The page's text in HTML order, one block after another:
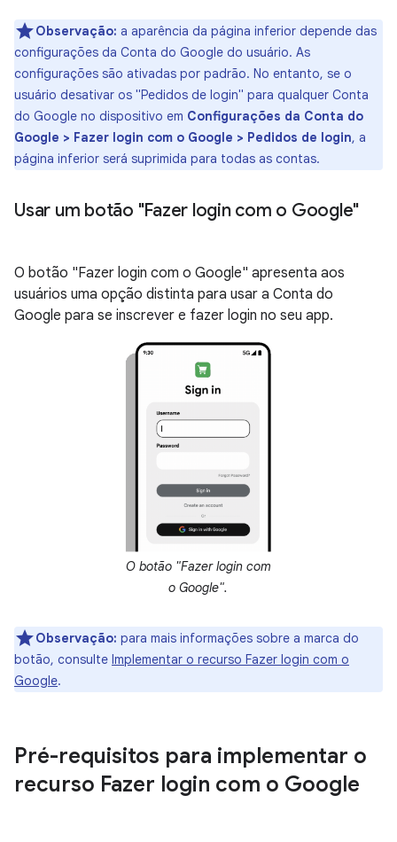
Observação: a aparência da página inferior depende das
configurações da Conta do Google do usuário. As
configurações são ativadas por padrão. No entanto, se o
usuário desativar os "Pedidos de login" para qualquer Conta
do Google no dispositivo em Configurações da Conta do
Google > Fazer login com o Google > Pedidos de login, a
página inferior será suprimida para todas as contas.
Usar um botão "Fazer login com o Google"
O botão "Fazer login com o Google" apresenta aos
usuários uma opção distinta para usar a Conta do
Google para se inscrever e fazer login no seu app.
O botão "Fazer login com
o Google".
Observação: para mais informações sobre a marca do
botão, consulte Implementar o recurso Fazer login com o
Google.
Pré-requisitos para implementar o
recurso Fazer login com o Google